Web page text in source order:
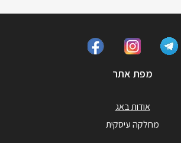
מפת אתר
אודות באג
מחלקה עיסקית